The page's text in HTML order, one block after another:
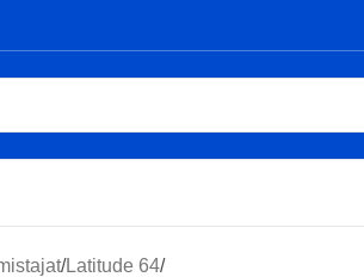
/Latitude 64/